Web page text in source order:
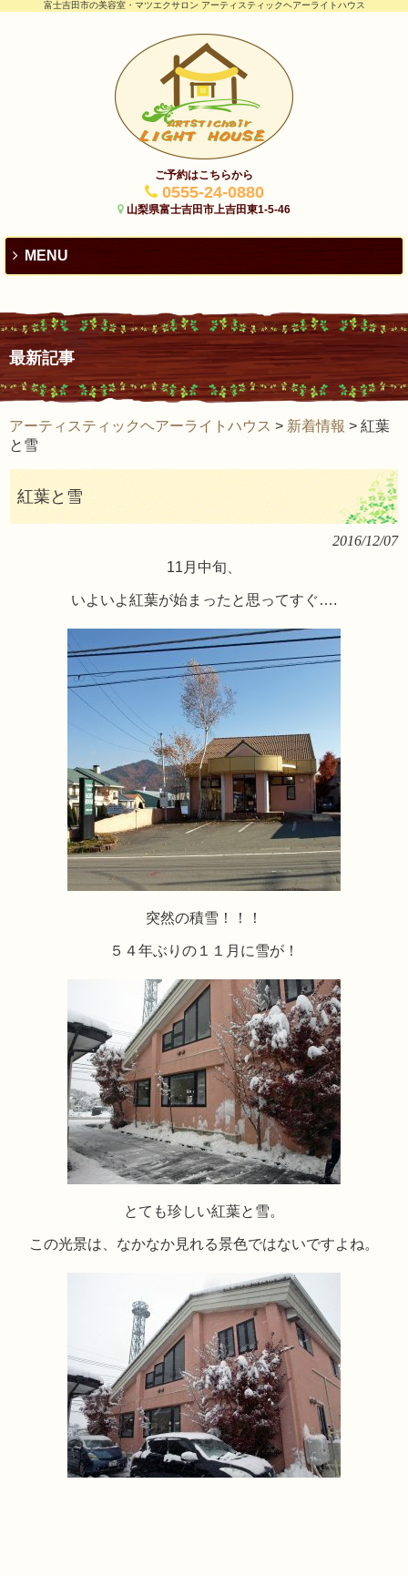
富士吉田市の美容室・マツエクサロン アーティスティックヘアーライトハウス
ご予約はこちらから
0555-24-0880
山梨県富士吉田市上吉田東1-5-46
MENU
最新記事
アーティスティックヘアーライトハウス > 新着情報 > 紅葉
と雪
紅葉と雪
2016/12/07
11月中旬、
いよいよ紅葉が始まったと思ってすぐ….
突然の積雪！！！
５４年ぶりの１１月に雪が！
とても珍しい紅葉と雪。
この光景は、なかなか見れる景色ではないですよね。